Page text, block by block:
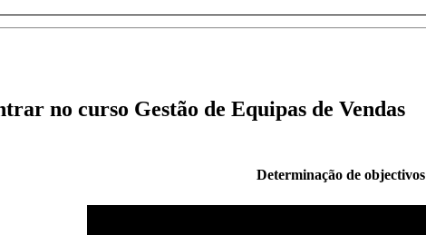
no curso Gestão de Equipas de Vendas
Determinação de objectivos